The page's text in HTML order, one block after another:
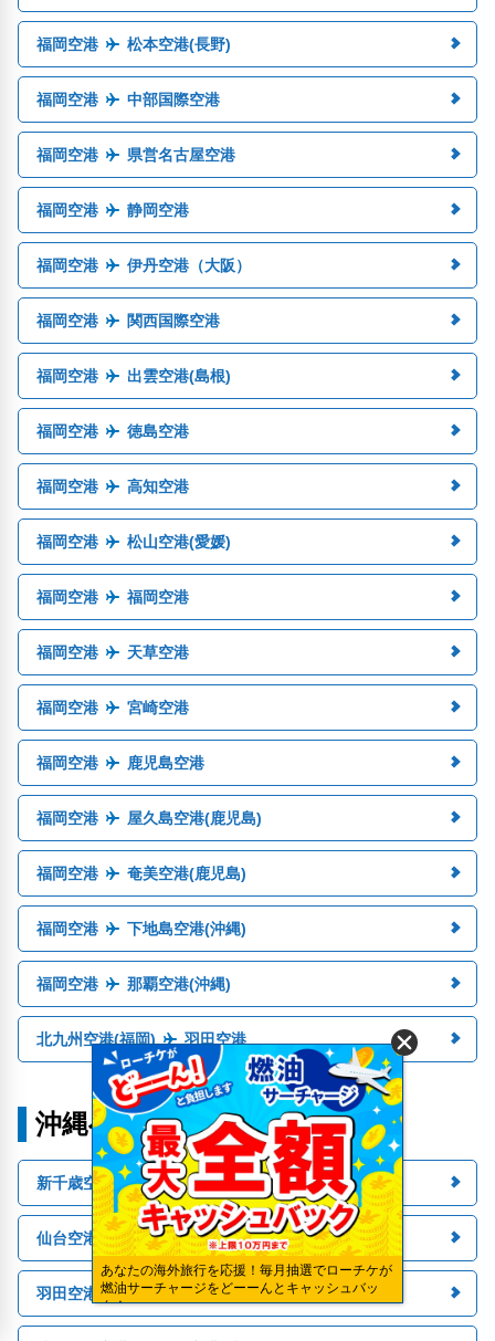
福岡空港 松本空港(長野)
福岡空港 中部国際空港
福岡空港 県営名古屋空港
福岡空港 静岡空港
福岡空港 伊丹空港（大阪）
福岡空港 関西国際空港
福岡空港 出雲空港(島根)
福岡空港 徳島空港
福岡空港 高知空港
福岡空港 松山空港(愛媛)
福岡空港 福岡空港
福岡空港 天草空港
福岡空港 宮崎空港
福岡空港 鹿児島空港
福岡空港 屋久島空港(鹿児島)
福岡空港 奄美空港(鹿児島)
福岡空港 下地島空港(沖縄)
福岡空港 那覇空港(沖縄)
北九州空港(福岡) 羽田空港
沖縄への人気路線
新千歳空港 那覇空港(沖縄)
仙台空港(宮城) 那覇空港(沖縄)
羽田空港 那覇空港(沖縄)
あなたの海外旅行を応援！毎月抽選でローチケが
燃油サーチャージをどーーんとキャッシュバッ
ク！